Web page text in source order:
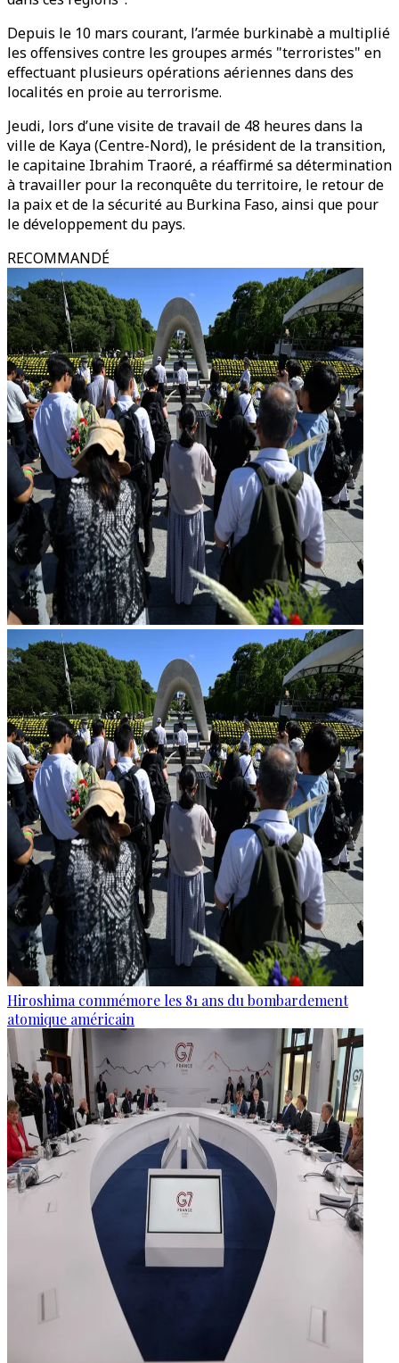
Depuis le 10 mars courant, l’armée burkinabè a multiplié
les offensives contre les groupes armés "terroristes" en
effectuant plusieurs opérations aériennes dans des
localités en proie au terrorisme.
Jeudi, lors d’une visite de travail de 48 heures dans la
ville de Kaya (Centre-Nord), le président de la transition,
le capitaine Ibrahim Traoré, a réaffirmé sa détermination
à travailler pour la reconquête du territoire, le retour de
la paix et de la sécurité au Burkina Faso, ainsi que pour
le développement du pays.
RECOMMANDÉ
Hiroshima commémore les 81 ans du bombardement
atomique américain